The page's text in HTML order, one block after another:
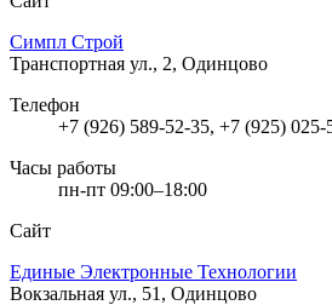
Симпл Строй
Транспортная ул., 2, Одинцово
Телефон
+7 (926) 589-52-35, +7 (925)
Часы работы
пн-пт 09:00–18:00
Сайт
Единые Электронные Технологии
Вокзальная ул., 51, Одинцово